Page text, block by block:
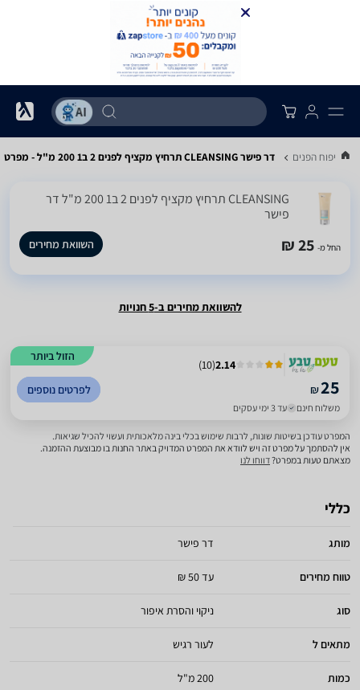
לטיפוח הפנים דר פישר CLEANSING תרחיץ מקציף לפנים 2 ב1 200 מ"ל - מפרט
CLEANSING תרחיץ מקציף לפנים 2 ב1 200 מ"ל ‏דר
פישר
החל מ- 25 ₪ השוואת מחירים
להשוואת מחירים ב-5 חנויות
הזול ביותר
2.14
(
10
)
₪25
משלוח חינם עד 3 ימי עסקים
לפרטים נוספים
המפרט עודכן בשיטות שונות, לרבות שימוש בכלי בינה מלאכותית ועשוי להכיל שגיאות.
אין להסתמך על מפרט זה ויש לוודא את המפרט המדויק באתר החנות בו מבוצעת ההזמנה.
מצאתם טעות במפרט?דווחו לנו
כללי
מותג דר פישר
טווח מחירים עד 50 ₪
סוג ניקוי והסרת איפור
מתאים ל לעור רגיש
כמות 200 מ"ל